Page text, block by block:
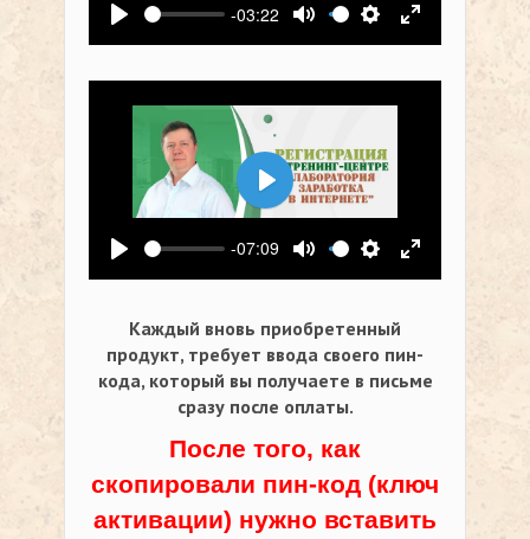
Воспроизвести
-03:22
Выключить звук
Настройки
На весь
Воспроизвести
-07:09
Выключить звук
Настройки
На весь
Воспроизвести
Каждый вновь приобретенный
продукт, требует ввода своего пин-
кода, который вы получаете в письме
сразу после оплаты.
После того, как
скопировали пин-код (ключ
активации) нужно вставить